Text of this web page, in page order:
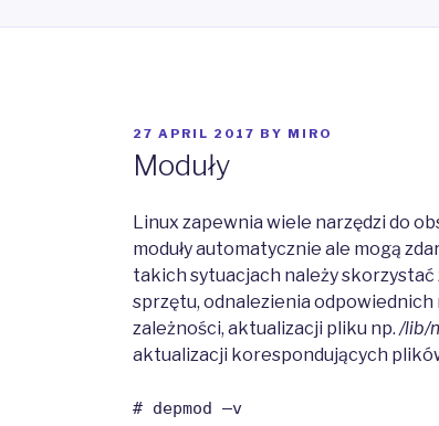
POSTED
27 APRIL 2017 BY MIRO
Moduły
Linux zapewnia wiele narzędzi do
moduły automatycznie ale mogą
takich sytuacjach należy skorzystać
sprzętu, odnalezienia odpowiednich
zależności, aktualizacji pliku np. /lib/
aktualizacji korespondujących
# depmod –v